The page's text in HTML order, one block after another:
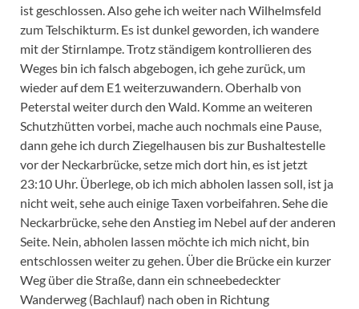
ist geschlossen. Also gehe ich weiter nach Wilhelmsfeld
zum Telschikturm. Es ist dunkel geworden, ich wandere
mit der Stirnlampe. Trotz ständigem kontrollieren des
Weges bin ich falsch abgebogen, ich gehe zurück, um
wieder auf dem E1 weiterzuwandern. Oberhalb von
Peterstal weiter durch den Wald. Komme an weiteren
Schutzhütten vorbei, mache auch nochmals eine Pause,
dann gehe ich durch Ziegelhausen bis zur Bushaltestelle
vor der Neckarbrücke, setze mich dort hin, es ist jetzt
23:10 Uhr. Überlege, ob ich mich abholen lassen soll, ist ja
nicht weit, sehe auch einige Taxen vorbeifahren. Sehe die
Neckarbrücke, sehe den Anstieg im Nebel auf der anderen
Seite. Nein, abholen lassen möchte ich mich nicht, bin
entschlossen weiter zu gehen. Über die Brücke ein kurzer
Weg über die Straße, dann ein schneebedeckter
Wanderweg (Bachlauf) nach oben in Richtung